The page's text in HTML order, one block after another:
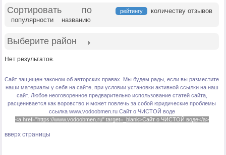
Сортировать по рейтингу
количеству отзывов
популярности
названию
Выберите район
Нет результатов.
Сайт защищен законом об авторских правах. Мы будем рады, если вы разместите
наши материалы у себя на сайте, при условии установки активной ссылки на наш
сайт. Любое неоговоренное предварительно использование статей сайта,
расценивается как воровство и может повлечь за собой юридические проблемы
ссылка www.vodoobmen.ru Сайт о ЧИСТОЙ воде
<a href="https://www.vodoobmen.ru" target=_blank>Сайт о ЧИСТОЙ воде</a>
вверх страницы